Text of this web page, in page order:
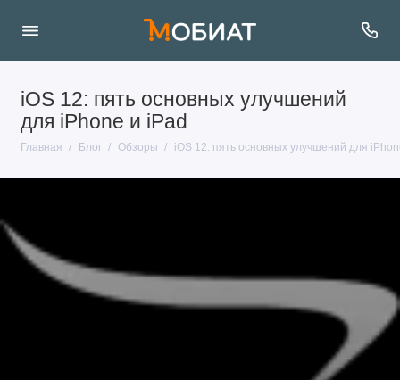
iOS 12: пять основных улучшений
для iPhone и iPad
Главная Блог Обзоры iOS 12: пять основных улучшений для